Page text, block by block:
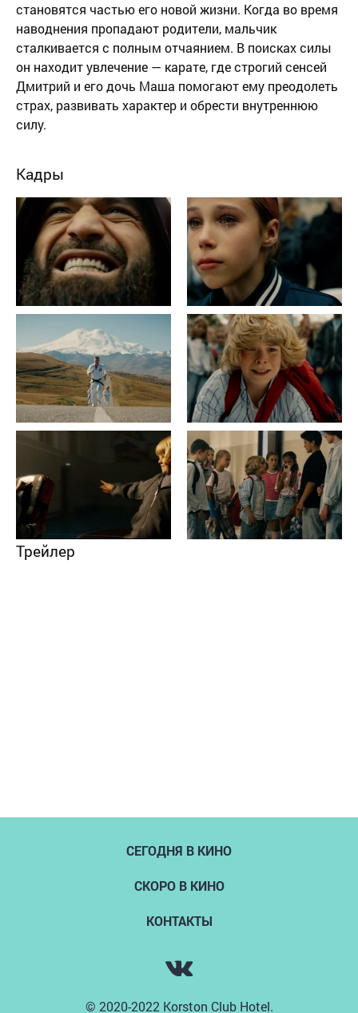
становятся частью его новой жизни. Когда во время
наводнения пропадают родители, мальчик
сталкивается с полным отчаянием. В поисках силы
он находит увлечение — карате, где строгий сенсей
Дмитрий и его дочь Маша помогают ему преодолеть
страх, развивать характер и обрести внутреннюю
силу.
Кадры
Трейлер
СЕГОДНЯ В КИНО
СКОРО В КИНО
КОНТАКТЫ
© 2020-2022 Korston Club Hotel.